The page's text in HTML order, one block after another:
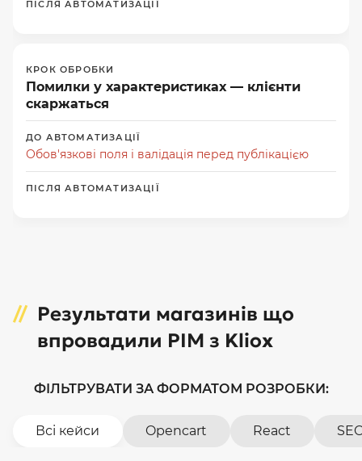
Помилки у характеристиках — клієнти
скаржаться
Обов'язкові поля і валідація перед публікацією
Результати магазинів що
впровадили PIM з Kliox
ФІЛЬТРУВАТИ ЗА ФОРМАТОМ РОЗРОБКИ:
Всі кейси Opencart React